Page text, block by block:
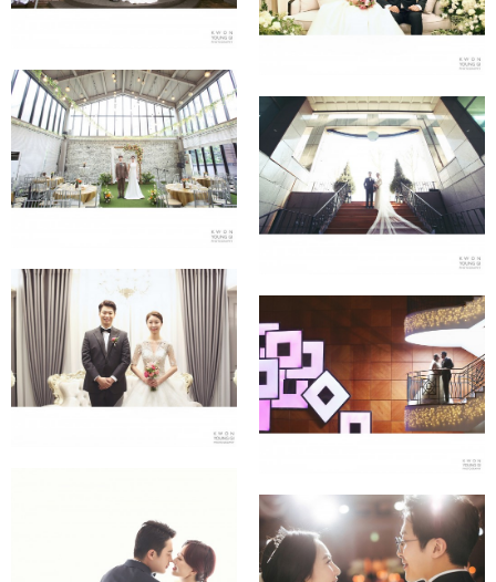
★이태원 보통드로제★
★노블발렌티 ★
★웨딩시티 ★
★노보텔 ★
★세미웨딩+데이트스냅
+본식앨범 ★
★메리어트호텔 ★